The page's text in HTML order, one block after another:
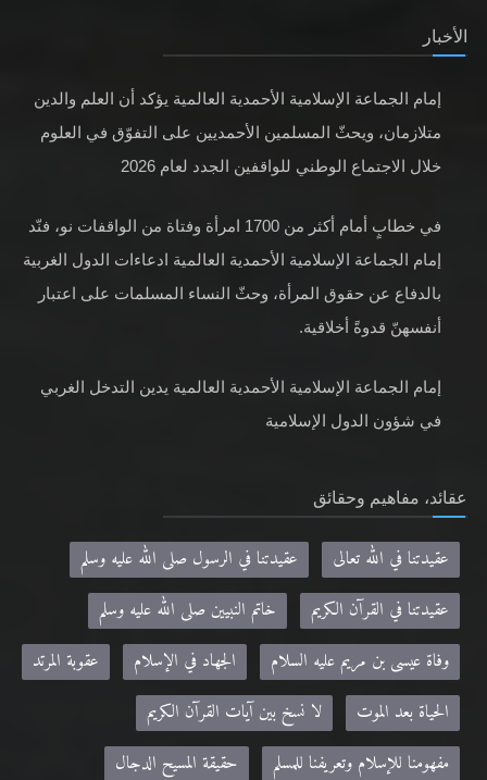
الأخبار
إمام الجماعة الإسلامية الأحمدية العالمية يؤكد أن العلم والدين
متلازمان، ويحثّ المسلمين الأحمديين على التفوّق في العلوم
خلال الاجتماع الوطني للواقفين الجدد لعام 2026
في خطابٍ أمام أكثر من 1700 امرأة وفتاة من الواقفات نو، فنّد
إمام الجماعة الإسلامية الأحمدية العالمية ادعاءات الدول الغربية
بالدفاع عن حقوق المرأة، وحثّ النساء المسلمات على اعتبار
أنفسهنّ قدوةً أخلاقية.
إمام الجماعة الإسلامية الأحمدية العالمية يدين التدخل الغربي
في شؤون الدول الإسلامية
عقائد، مفاهيم وحقائق
عقيدتنا في الله تعالى
عقيدتنا في الرسول صلى الله عليه وسلم
عقيدتنا في القرآن الكريم
خاتم النبيين صلى الله عليه وسلم
وفاة عيسى بن مريم عليه السلام
الجهاد في الإسلام
عقوبة المرتد
الحياة بعد الموت
لا نسخ بين آيات القرآن الكريم
مفهومنا للإسلام وتعريفنا للمسلم
حقيقة المسيح الدجال